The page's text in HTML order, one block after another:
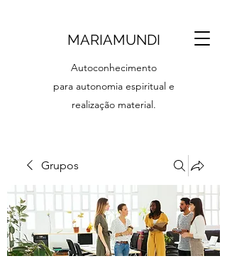
MARIAMUNDI
Autoconhecimento
para autonomia espiritual e
realização material.
Grupos